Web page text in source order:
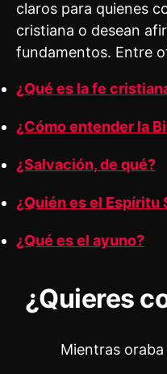
claros para quienes
cristiana o desean
fundamentos. Entre
¿Qué es la fe
¿Cómo entender la
¿Salvación, de qué?
¿Quién es el Espíritu
¿Qué es el ayuno?
¿Quieres
Mientras oraba